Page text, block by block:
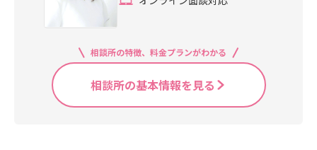
相談所の特徴、料金プランがわかる
相談所の基本情報を見る